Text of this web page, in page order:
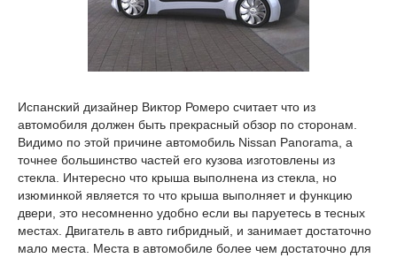
Испанский дизайнер Виктор Ромеро считает что из
автомобиля должен быть прекрасный обзор по сторонам.
Видимо по этой причине автомобиль Nissan Panorama, а
точнее большинство частей его кузова изготовлены из
стекла. Интересно что крыша выполнена из стекла, но
изюминкой является то что крыша выполняет и функцию
двери, это несомненно удобно если вы паруетесь в тесных
местах. Двигатель в авто гибридный, и занимает достаточно
мало места. Места в автомобиле более чем достаточно для